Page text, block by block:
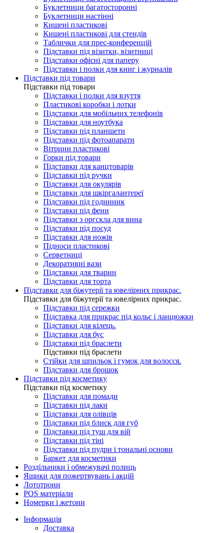
Буклетници багатосторонні
Буклетници настінні
Кишені пластикові
Кишені пластикові для стендів
Таблички для прес-конференцій
Підставки під візитки, візитниці
Підставки офісні для паперу
Підставки і полки для книг і журналів
Підставки під товари
Підставки під товари
Підставки і полки для взуття
Пластикові коробки і лотки
Підставки для мобільних телефонів
Підставки для ноутбука
Підставки під планшети
Підставки під фотоапарати
Вітрини пластикові
Горки під товари
Підставки для канцтоварів
Підставки під ручки
Підставки для окулярів
Підставки для шкіргалантереї
Підставки під годинник
Підставки під фени
Підставки з оргскла для вина
Підставки під посуд
Підставки для ножів
Підноси пластикові
Серветниці
Декоративні вази
Підставки для тварин
Підставки для торта
Підставки для біжутерії та ювелірниx прикрас.
Підставки для біжутерії та ювелірниx прикрас.
Підставки під сережки
Підставка для прикрас під кольє і ланцюжки
Підставки для кілець.
Підставки для бус
Підставки під браслети
Підставки під браслети
Стійки для шпильок і гумок для волосся.
Підставки для брошок
Підставки під косметику
Підставки під косметику
Підставки для помади
Підставки під лаки
Підставки для олівців
Підставки під блиск для губ
Підставки під туш для вій
Підставки під тіні
Підставки під пудри і тональні основи
Баркет для косметики
Роздільники і обмежувачі полиць
Ящики для пожертвувань і акцій
Лототрони
POS матеріали
Номерки і жетони
Інформація
Доставка